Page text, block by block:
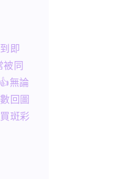
即
被同
無論
回圖
斑彩